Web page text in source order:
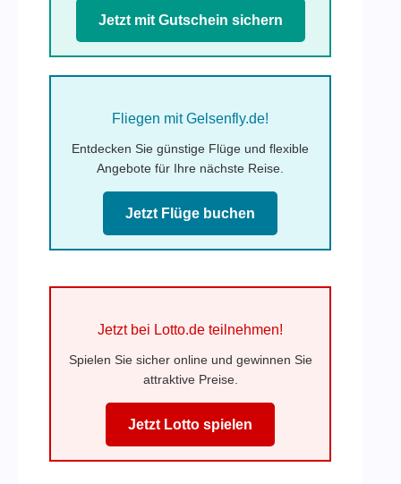
Jetzt mit Gutschein sichern
Fliegen mit Gelsenfly.de!
Entdecken Sie günstige Flüge und flexible
Angebote für Ihre nächste Reise.
Jetzt Flüge buchen
Jetzt bei Lotto.de teilnehmen!
Spielen Sie sicher online und gewinnen Sie
attraktive Preise.
Jetzt Lotto spielen